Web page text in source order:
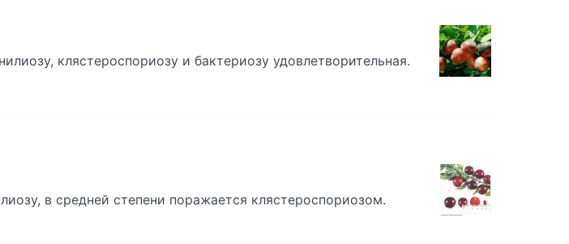
клястероспориозу и бактериозу удовлетворительная.
в средней степени поражается клястероспориозом.